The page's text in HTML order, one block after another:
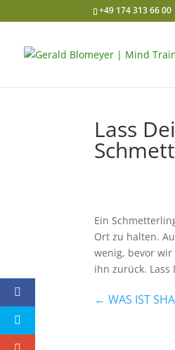
+49 174 313 66 00
Lass
Ein
Ort zu halten.
wenig, bevor
ihn zurück.
←WAS IST